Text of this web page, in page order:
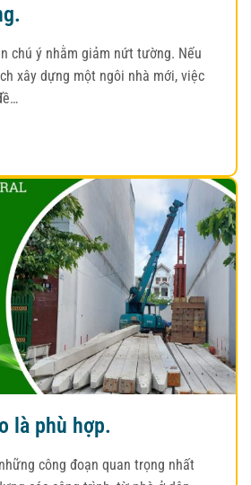
chú ý nhằm giảm nứt tường. Nếu
xây dựng một ngôi nhà mới, việc
là phù hợp.
công đoạn quan trọng nhất